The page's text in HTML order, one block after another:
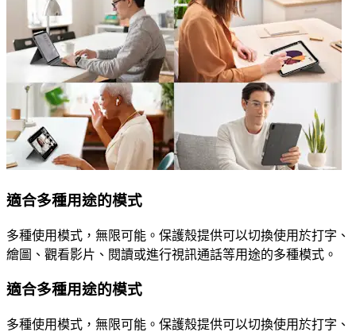
適合多種用途的模式
多種使用模式，無限可能。保護殼提供可以切換使用於打字、
繪圖、觀看影片、閱讀或進行視訊通話等用途的多種模式。
適合多種用途的模式
多種使用模式，無限可能。保護殼提供可以切換使用於打字、